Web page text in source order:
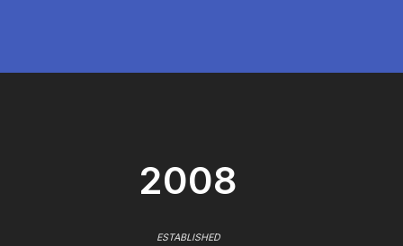
2008
ESTABLISHED